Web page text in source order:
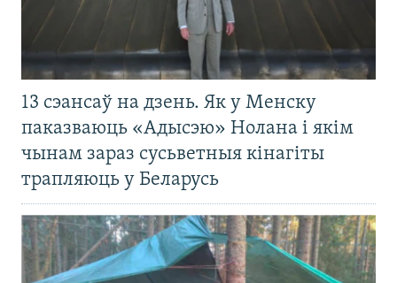
13 сэансаў на дзень. Як у Менску
паказваюць «Адысэю» Нолана і якім
чынам зараз сусьветныя кінагіты
трапляюць у Беларусь